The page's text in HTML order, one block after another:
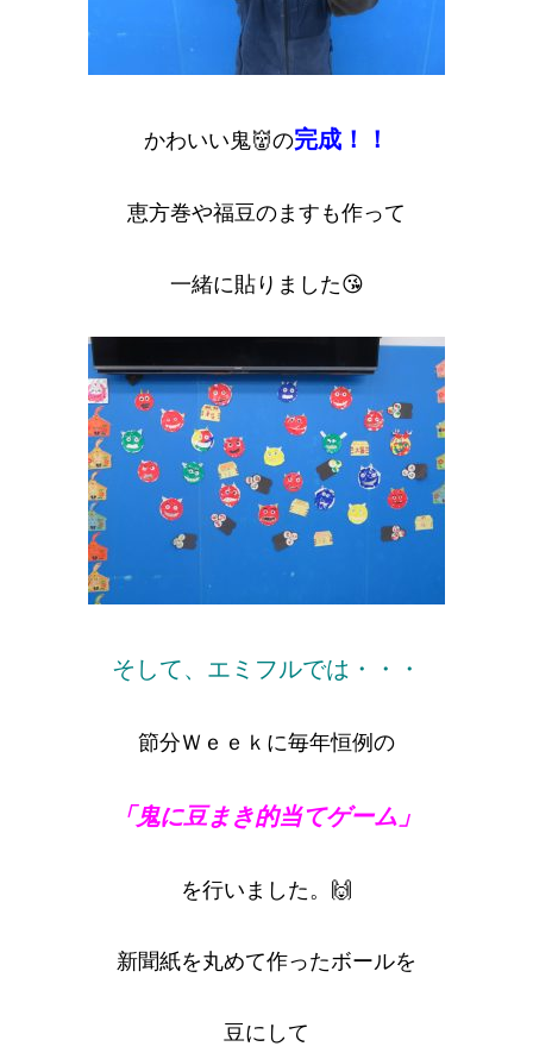
かわいい鬼👹の完成！！
恵方巻や福豆のますも作って
一緒に貼りました😘
そして、エミフルでは・・・
節分Ｗｅｅｋに毎年恒例の
「鬼に豆まき的当てゲーム」
を行いました。🙌
新聞紙を丸めて作ったボールを
豆にして